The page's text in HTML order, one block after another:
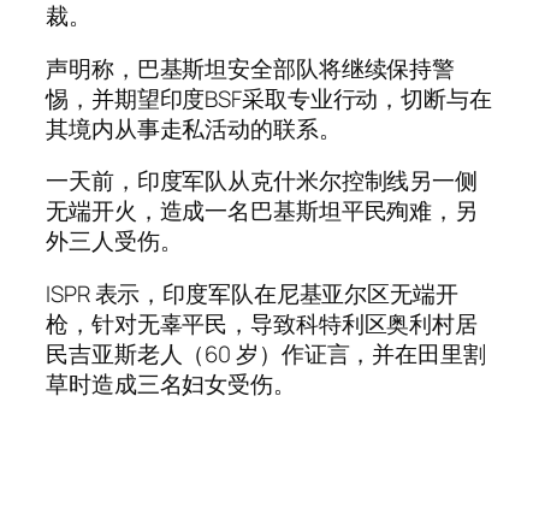
裁。
声明称，巴基斯坦安全部队将继续保持警
惕，并期望印度BSF采取专业行动，切断与在
其境内从事走私活动的联系。
一天前，印度军队从克什米尔控制线另一侧
无端开火，造成一名巴基斯坦平民殉难，另
外三人受伤。
ISPR 表示，印度军队在尼基亚尔区无端开
枪，针对无辜平民，导致科特利区奥利村居
民吉亚斯老人（60 岁）作证言，并在田里割
草时造成三名妇女受伤。